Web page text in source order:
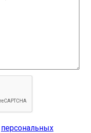
персональных